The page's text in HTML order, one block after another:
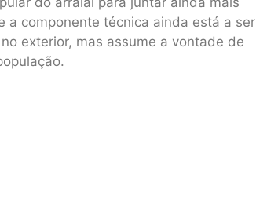
a componente técnica ainda está a ser
exterior, mas assume a vontade de